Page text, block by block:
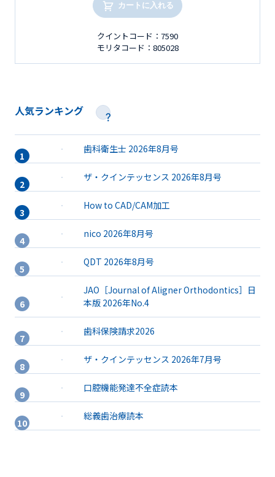
カートに入れる
クイントコード：7590
モリタコード：805028
人気ランキング
歯科衛生士 2026年8月号
ザ・クインテッセンス 2026年8月号
How to CAD/CAM加工
nico 2026年8月号
QDT 2026年8月号
JAO［Journal of Aligner Orthodontics］日
本版 2026年No.4
歯科保険請求2026
ザ・クインテッセンス 2026年7月号
口腔機能発達不全症読本
総義歯治療読本